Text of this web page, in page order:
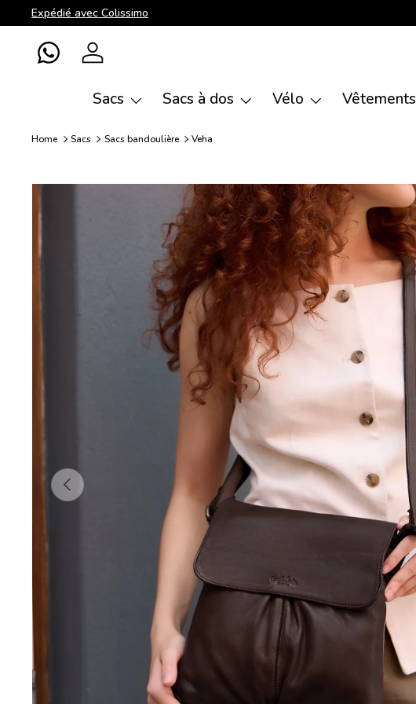
Aller au contenu
Expédié avec Colissimo
WhatsAppSe connecter
Sacs Sacs à dos Vélo Vêtements
Home Sacs Sacs bandoulière Veha
Précédent